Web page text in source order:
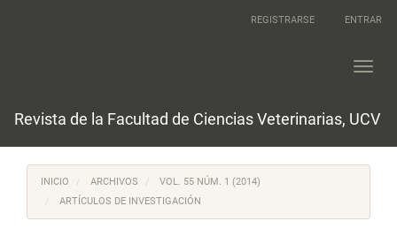
REGISTRARSE ENTRAR
Revista de la Facultad de Ciencias Veterinarias, UCV
INICIO ARCHIVOS
VOL. 55 NÚM. 1 (2014)
ARTÍCULOS DE INVESTIGACIÓN